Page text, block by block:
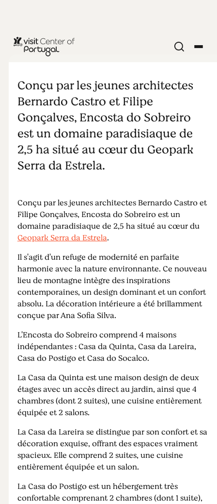
Encosta do
Sobreiro
Conçu par les jeunes architectes
Bernardo Castro et Filipe
Gonçalves, Encosta do Sobreiro
est un domaine paradisiaque de
2,5 ha situé au cœur du Geopark
Serra da Estrela.
Conçu par les jeunes architectes Bernardo Castro et
Filipe Gonçalves, Encosta do Sobreiro est un
domaine paradisiaque de 2,5 ha situé au cœur du
Geopark Serra da Estrela.
Il s'agit d'un refuge de modernité en parfaite
harmonie avec la nature environnante. Ce nouveau
lieu de montagne intègre des inspirations
contemporaines, un design dominant et un confort
absolu. La décoration intérieure a été brillamment
conçue par Ana Sofia Silva.
L'Encosta do Sobreiro comprend 4 maisons
indépendantes : Casa da Quinta, Casa da Lareira,
Casa do Postigo et Casa do Socalco.
La Casa da Quinta est une maison design de deux
étages avec un accès direct au jardin, ainsi que 4
chambres (dont 2 suites), une cuisine entièrement
équipée et 2 salons.
La Casa da Lareira se distingue par son confort et sa
décoration exquise, offrant des espaces vraiment
spacieux. Elle comprend 2 suites, une cuisine
entièrement équipée et un salon.
La Casa do Postigo est un hébergement très
confortable comprenant 2 chambres (dont 1 suite),